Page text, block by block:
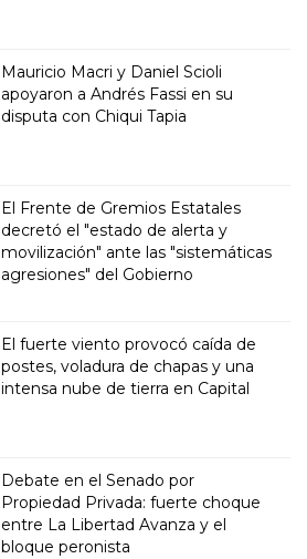
Mauricio Macri y Daniel Scioli
apoyaron a Andrés Fassi en su
disputa con Chiqui Tapia
El Frente de Gremios Estatales
decretó el "estado de alerta y
movilización" ante las "sistemáticas
agresiones" del Gobierno
El fuerte viento provocó caída de
postes, voladura de chapas y una
intensa nube de tierra en Capital
Debate en el Senado por
Propiedad Privada: fuerte choque
entre La Libertad Avanza y el
bloque peronista